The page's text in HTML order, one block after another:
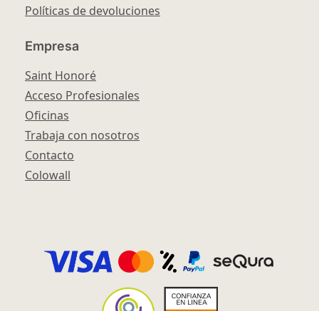
Políticas de devoluciones
Empresa
Saint Honoré
Acceso Profesionales
Oficinas
Trabaja con nosotros
Contacto
Colowall